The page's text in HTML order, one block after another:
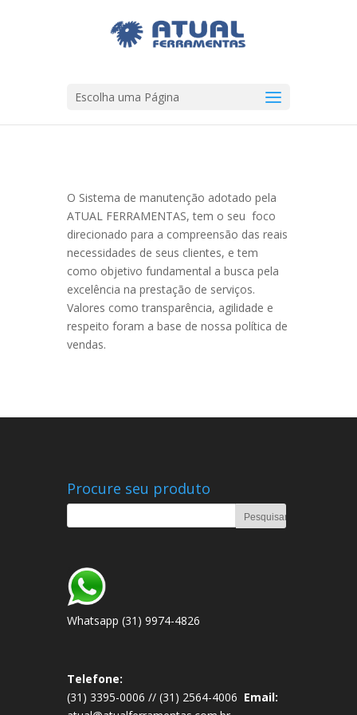
Escolha uma Página
O Sistema de manutenção adotado pela
ATUAL FERRAMENTAS, tem o seu foco
direcionado para a compreensão das reais
necessidades de seus clientes, e tem
como objetivo fundamental a busca pela
excelência na prestação de serviços.
Valores como transparência, agilidade e
respeito foram a base de nossa política de
vendas.
Procure seu produto
Whatsapp (31) 9974-4826
Telefone:
(31) 3395-0006 // (31) 2564-4006 Email: